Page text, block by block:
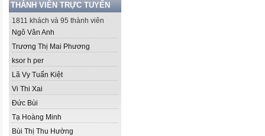
THÀNH VIÊN TRỰC TUYẾN
1811 khách và 95 thành viên
Ngô Vân Anh
Trương Thị Mai Phương
ksor h per
Lã Vy Tuấn Kiệt
Vi Thi Xai
Đức Bùi
Tạ Hoàng Minh
Bùi Thị Thu Hường